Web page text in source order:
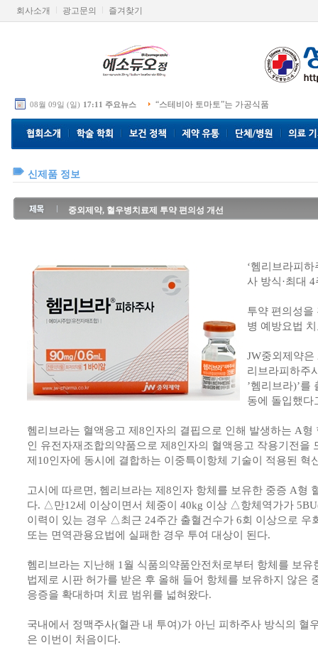
회사소개 광고문의 즐겨찾기
08월 09일 (일) 17:11 주요뉴스 “스테비아 토마토”는 가공식품
신제품 정보
중외제약, 혈우병치료제 투약 편의성 개선
‘헴리브라피
사 방식·최대
투약 편의성을
병 예방요법
JW중외제약은
리브라피하주
’헴리브라)’를
동에 돌입했다
헴리브라는 혈액응고 제8인자의 결핍으로 인해 발생하는 A형
인 유전자재조합의약품으로 제8인자의 혈액응고 작용기전을
제10인자에 동시에 결합하는 이중특이항체 기술이 적용된 혁
고시에 따르면, 헴리브라는 제8인자 항체를 보유한 중증 A형
다. △만12세 이상이면서 체중이 40kg 이상 △항체역가가
이력이 있는 경우 △최근 24주간 출혈건수가 6회 이상으로 우
또는 면역관용요법에 실패한 경우 투여 대상이 된다.
헴리브라는 지난해 1월 식품의약품안전처로부터 항체를 보
법제로 시판 허가를 받은 후 올해 들어 항체를 보유하지 않은
응증을 확대하며 치료 범위를 넓혀왔다.
국내에서 정맥주사(혈관 내 투여)가 아닌 피하주사 방식의 혈
은 이번이 처음이다.